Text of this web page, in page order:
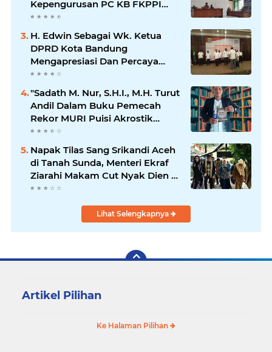
Kepengurusan PC KB FKPPI
Sumedang, Ketua Cabang
Diminta Segera Konsolidasi
H. Edwin Sebagai Wk. Ketua
DPRD Kota Bandung
Mengapresiasi Dan Percaya
Penuh Kepada Kepemimpinan
Merdi Hajiji Sebagai ketua DPD
Lpm Kota Bandung Periode
2021-2026
"Sadath M. Nur, S.H.I., M.H. Turut
Andil Dalam Buku Pemecah
Rekor MURI Puisi Akrostik
Terbanyak
Napak Tilas Sang Srikandi Aceh
di Tanah Sunda, Menteri Ekraf
Ziarahi Makam Cut Nyak Dien di
Sumedang
Lihat Selengkapnya
Artikel Pilihan
Ke Halaman Pilihan